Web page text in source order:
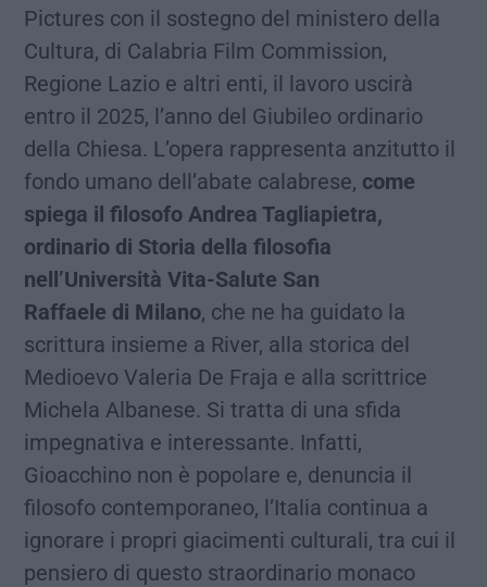
Pictures con il sostegno del ministero della
Cultura, di Calabria Film Commission,
Regione Lazio e altri enti, il lavoro uscirà
entro il 2025, l’anno del Giubileo ordinario
della Chiesa. L’opera rappresenta anzitutto il
fondo umano dell’abate calabrese, come
spiega il filosofo Andrea Tagliapietra,
ordinario di Storia della filosofia
nell’Università Vita-Salute San
Raffaele di Milano, che ne ha guidato la
scrittura insieme a River, alla storica del
Medioevo Valeria De Fraja e alla scrittrice
Michela Albanese. Si tratta di una sfida
impegnativa e interessante. Infatti,
Gioacchino non è popolare e, denuncia il
filosofo contemporaneo, l’Italia continua a
ignorare i propri giacimenti culturali, tra cui il
pensiero di questo straordinario monaco